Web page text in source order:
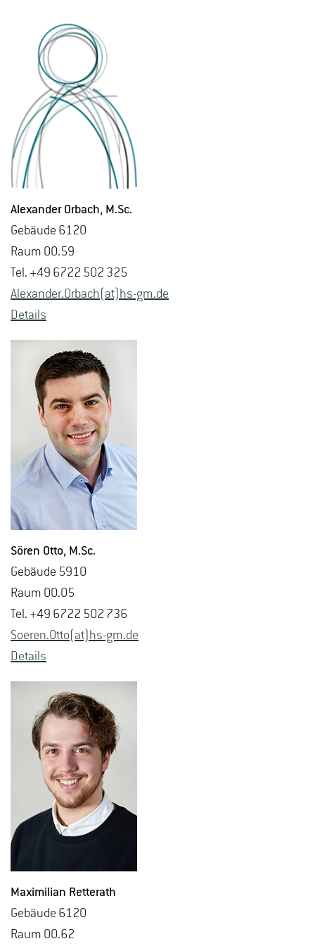
Alex­an­der Or­bach, M.​Sc.
Ge­bäu­de 6120
Raum 00.59
Tel. +49 6722 502 325
Alex­an­der.Or­bach(at)hs-​gm.​de
De­tails
Sören Otto, M.​Sc.
Ge­bäu­de 5910
Raum 00.05
Tel. +49 6722 502 736
Soe­ren.Otto(at)hs-​gm.​de
De­tails
Ma­xi­mi­li­an Ret­terath
Ge­bäu­de 6120
Raum 00.62